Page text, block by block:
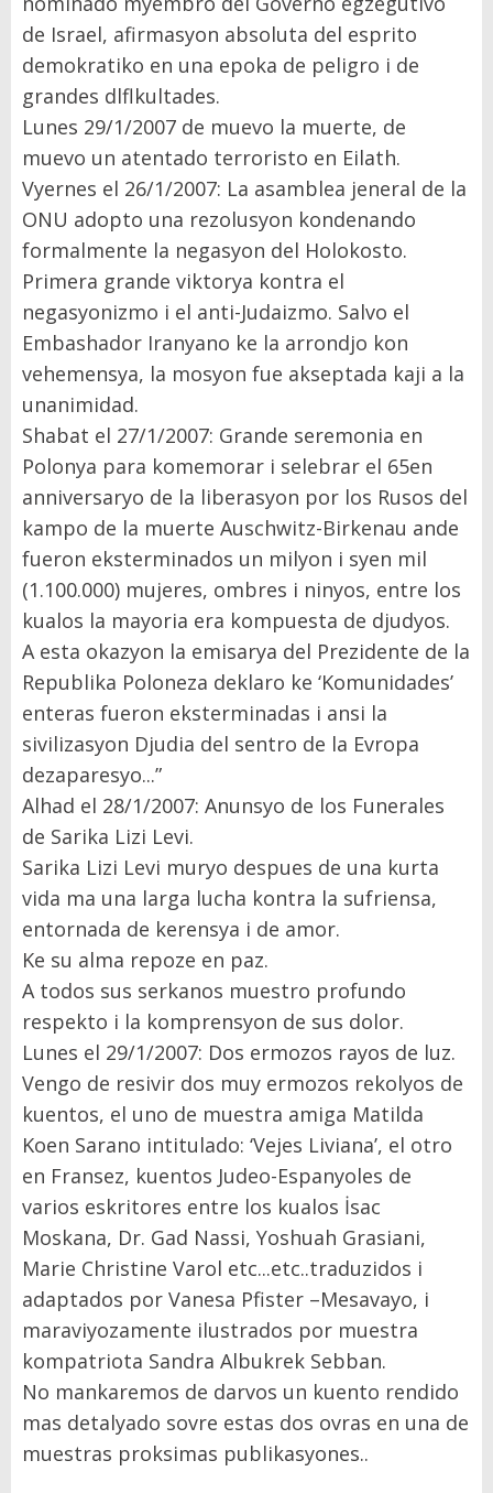
de Israel, afirmasyon absoluta del esprito
demokratiko en una epoka de peligro i de
grandes dlflkultades.
Lunes 29/1/2007 de muevo la muerte, de
muevo un atentado terroristo en Eilath.
Vyernes el 26/1/2007: La asamblea jeneral de la
ONU adopto una rezolusyon kondenando
formalmente la negasyon del Holokosto.
Primera grande viktorya kontra el
negasyonizmo i el anti-Judaizmo. Salvo el
Embashador Iranyano ke la arrondjo kon
vehemensya, la mosyon fue akseptada kaji a la
unanimidad.
Shabat el 27/1/2007: Grande seremonia en
Polonya para komemorar i selebrar el 65en
anniversaryo de la liberasyon por los Rusos del
kampo de la muerte Auschwitz-Birkenau ande
fueron eksterminados un milyon i syen mil
(1.100.000) mujeres, ombres i ninyos, entre los
kualos la mayoria era kompuesta de djudyos.
A esta okazyon la emisarya del Prezidente de la
Republika Poloneza deklaro ke ‘Komunidades’
enteras fueron eksterminadas i ansi la
sivilizasyon Djudia del sentro de la Evropa
dezaparesyo...”
Alhad el 28/1/2007: Anunsyo de los Funerales
de Sarika Lizi Levi.
Sarika Lizi Levi muryo despues de una kurta
vida ma una larga lucha kontra la sufriensa,
entornada de kerensya i de amor.
Ke su alma repoze en paz.
A todos sus serkanos muestro profundo
respekto i la komprensyon de sus dolor.
Lunes el 29/1/2007: Dos ermozos rayos de luz.
Vengo de resivir dos muy ermozos rekolyos de
kuentos, el uno de muestra amiga Matilda
Koen Sarano intitulado: ‘Vejes Liviana’, el otro
en Fransez, kuentos Judeo-Espanyoles de
varios eskritores entre los kualos İsac
Moskana, Dr. Gad Nassi, Yoshuah Grasiani,
Marie Christine Varol etc...etc..traduzidos i
adaptados por Vanesa Pfister –Mesavayo, i
maraviyozamente ilustrados por muestra
kompatriota Sandra Albukrek Sebban.
No mankaremos de darvos un kuento rendido
mas detalyado sovre estas dos ovras en una de
muestras proksimas publikasyones..